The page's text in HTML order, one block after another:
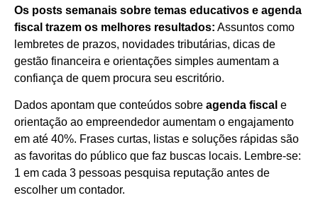
Os posts semanais sobre temas educativos e agenda
fiscal trazem os melhores resultados: Assuntos como
lembretes de prazos, novidades tributárias, dicas de
gestão financeira e orientações simples aumentam a
confiança de quem procura seu escritório.
Dados apontam que conteúdos sobre agenda fiscal e
orientação ao empreendedor aumentam o engajamento
em até 40%. Frases curtas, listas e soluções rápidas são
as favoritas do público que faz buscas locais. Lembre-se:
1 em cada 3 pessoas pesquisa reputação antes de
escolher um contador.